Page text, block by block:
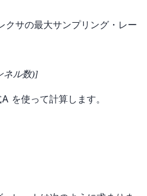
クサの最大サンプリング・レー
ネル数)]
を使って計算します。